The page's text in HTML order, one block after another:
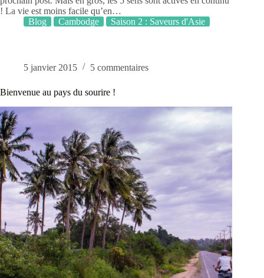
! La vie est moins facile qu’en…
Blog
Cambodge Saison 2 : Saveurs d'Asie
5 janvier 2015 5 commentaires
Bienvenue au pays du sourire !